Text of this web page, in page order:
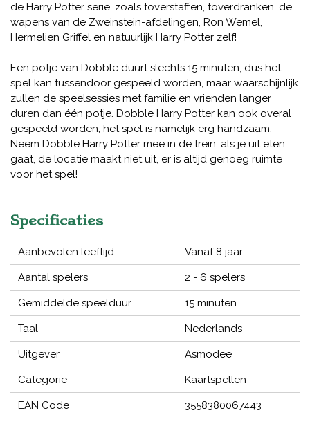
de Harry Potter serie, zoals toverstaffen, toverdranken, de
wapens van de Zweinstein-afdelingen, Ron Wemel,
Hermelien Griffel en natuurlijk Harry Potter zelf!
Een potje van Dobble duurt slechts 15 minuten, dus het
spel kan tussendoor gespeeld worden, maar waarschijnlijk
zullen de speelsessies met familie en vrienden langer
duren dan één potje. Dobble Harry Potter kan ook overal
gespeeld worden, het spel is namelijk erg handzaam.
Neem Dobble Harry Potter mee in de trein, als je uit eten
gaat, de locatie maakt niet uit, er is altijd genoeg ruimte
voor het spel!
Specificaties
Aanbevolen leeftijd Vanaf 8 jaar
Aantal spelers 2 - 6 spelers
Gemiddelde speelduur 15 minuten
Taal Nederlands
Uitgever Asmodee
Categorie Kaartspellen
EAN Code 3558380067443